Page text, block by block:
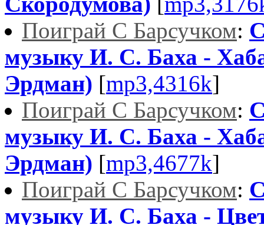
Поиграй С Барсучком:
музыку И. С. Баха -
Эрдман) [mp3,4316k]
Поиграй С Барсучком:
музыку И. С. Баха -
Эрдман) [mp3,4677k]
Поиграй С Барсучком:
музыку И. С. Баха -